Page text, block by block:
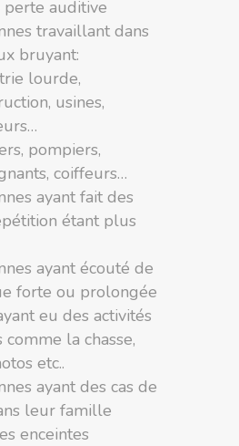
perte auditive
travaillant dans
bruyant:
lourde,
usines,
pompiers,
coiffeurs…
ayant fait des
étant plus
ayant écouté de
forte ou prolongée
eu des activités
la chasse,
etc..
ayant des cas de
leur famille
enceintes